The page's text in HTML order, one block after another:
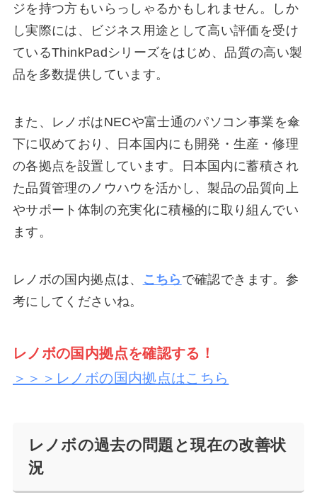
ジを持つ方もいらっしゃるかもしれません。しか
し実際には、ビジネス用途として高い評価を受け
ているThinkPadシリーズをはじめ、品質の高い製
品を多数提供しています。
また、レノボはNECや富士通のパソコン事業を傘
下に収めており、日本国内にも開発・生産・修理
の各拠点を設置しています。日本国内に蓄積され
た品質管理のノウハウを活かし、製品の品質向上
やサポート体制の充実化に積極的に取り組んでい
ます。
レノボの国内拠点は、 こちら で確認できます。参
考にしてくださいね。
レノボの国内拠点を確認する！
＞＞＞レノボの国内拠点はこちら
レノボの過去の問題と現在の改善状
況